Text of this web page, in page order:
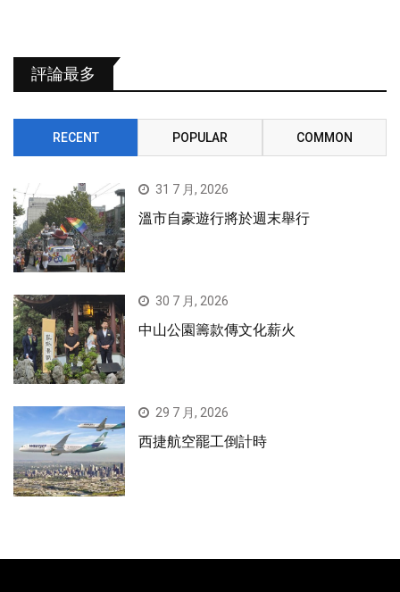
評論最多
RECENT POPULAR COMMON
31 7 月, 2026
溫市自豪遊行將於週末舉行
30 7 月, 2026
中山公園籌款傳文化薪火
29 7 月, 2026
西捷航空罷工倒計時